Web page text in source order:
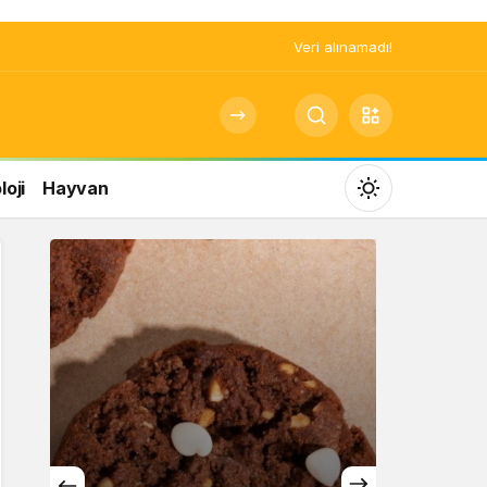
Veri alınamadı!
Hayvan
Mod
değiştir
Gündüz Modu
Gündüz modunu seçin.
Gece Modu
Gece modunu seçin.